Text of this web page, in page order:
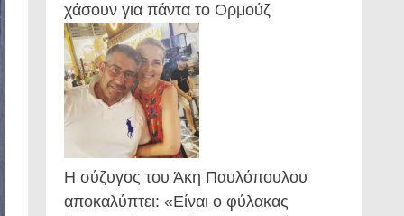
χάσουν για πάντα το Ορμούζ
Η σύζυγος του Άκη Παυλόπουλου
αποκαλύπτει: «Είναι ο φύλακας